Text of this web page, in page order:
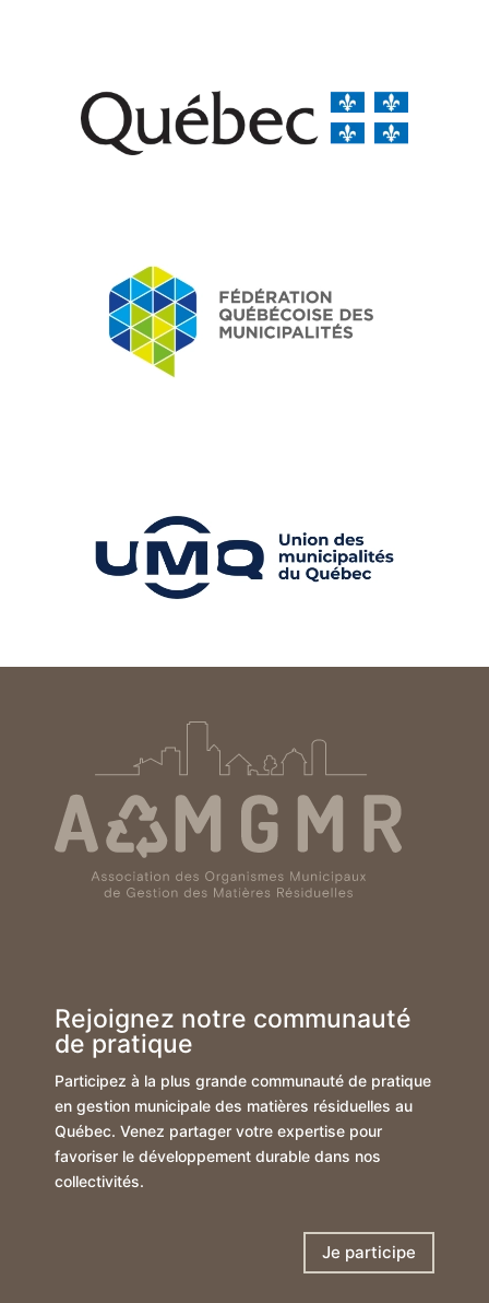
Rejoignez notre communauté
de pratique
Participez à la plus grande communauté de pratique
en gestion municipale des matières résiduelles au
Québec. Venez partager votre expertise pour
favoriser le développement durable dans nos
collectivités.
Je participe